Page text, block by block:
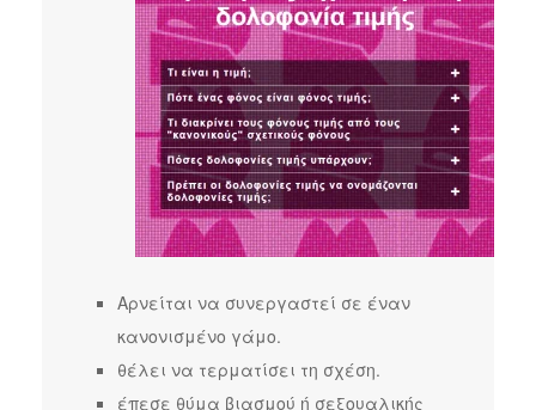
Αρνείται να συνεργαστεί σε έναν
κανονισμένο γάμο.
θέλει να τερματίσει τη σχέση.
έπεσε θύμα βιασμού ή σεξουαλικής